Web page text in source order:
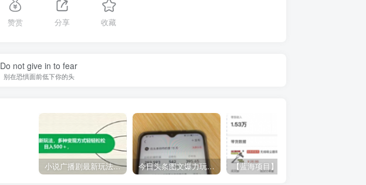
赞赏 分享 收藏
Do not give in to fear
别在恐惧面前低下你的头
小说广播剧最新玩法，多种变现方式轻轻松松日入500＋【揭秘】 今日头条图文爆力玩法,AI自动生成文案，当天见收益，轻松日入500+